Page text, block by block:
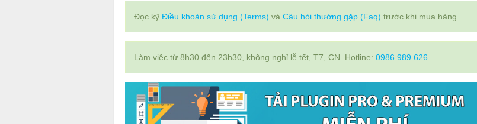
Đọc kỹ Điều khoản sử dụng (Terms) và Câu hỏi thường gặp (Faq) trước khi mua hàng.
Làm việc từ 8h30 đến 23h30, không nghỉ lễ tết, T7, CN. Hotline: 0986.989.626